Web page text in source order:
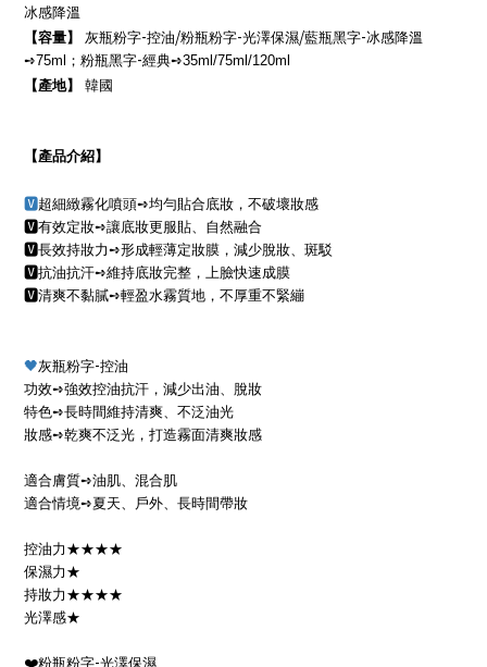
冰感降溫
【容量】
灰瓶粉字-控油/粉瓶粉字-光澤保濕/藍瓶黑字-冰感降溫
➺75ml ； 粉瓶黑字-經典➺35ml/75ml/120ml
【產地】
韓國
【產品介紹】
🆅超細緻霧化噴頭➺均勻貼合底妝，不破壞妝感
🆅有效定妝➺讓底妝更服貼、自然融合
🆅長效持妝力➺形成輕薄定妝膜，減少脫妝、斑駁
🆅抗油抗汗➺維持底妝完整，上臉快速成膜
🆅清爽不黏膩➺輕盈水霧質地，不厚重不緊繃
🖤灰瓶粉字-控油
功效➺強效控油抗汗，減少出油、脫妝
特色➺長時間維持清爽、不泛油光
妝感➺乾爽不泛光，打造霧面清爽妝感
適合膚質➺油肌、混合肌
適合情境➺夏天、戶外、長時間帶妝
控油力★★★★
保濕力★
持妝力★★★★
光澤感★
❤粉瓶粉字-光澤保濕